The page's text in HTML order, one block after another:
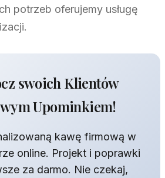
potrzeb oferujemy usługę
swoich Klientów
Upominkiem!
kawę firmową w
online. Projekt i poprawki
za darmo. Nie czekaj,